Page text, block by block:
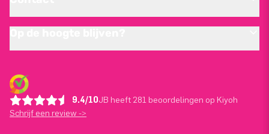
9.4/10JB heeft 281 beoordelingen op Kiyoh
Schrijf een review ->